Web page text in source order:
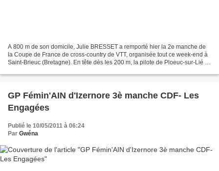
A 800 m de son domicile, Julie BRESSET a remporté hier la 2e manche de
la Coupe de France de cross-country de VTT, organisée tout ce week-end à
Saint-Brieuc (Bretagne). En tête dès les 200 m, la pilote de Ploeuc-sur-Lié a
GP Fémin'AIN d'Izernore 3è manche CDF- Les
Engagées
Publié le 10/05/2011 à 06:24
Par Gwéna